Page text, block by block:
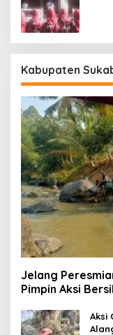
Kabupaten
Jelang
Pimpin Aksi
Aksi